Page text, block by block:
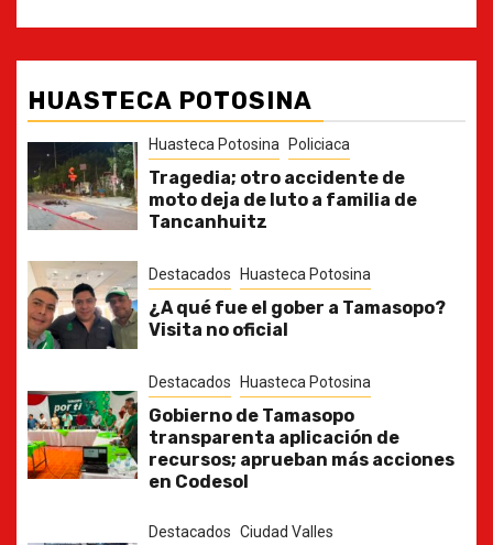
HUASTECA POTOSINA
Huasteca Potosina Policiaca
Tragedia; otro accidente de
moto deja de luto a familia de
Tancanhuitz
Destacados Huasteca Potosina
¿A qué fue el gober a Tamasopo?
Visita no oficial
Destacados Huasteca Potosina
Gobierno de Tamasopo
transparenta aplicación de
recursos; aprueban más acciones
en Codesol
Destacados Ciudad Valles